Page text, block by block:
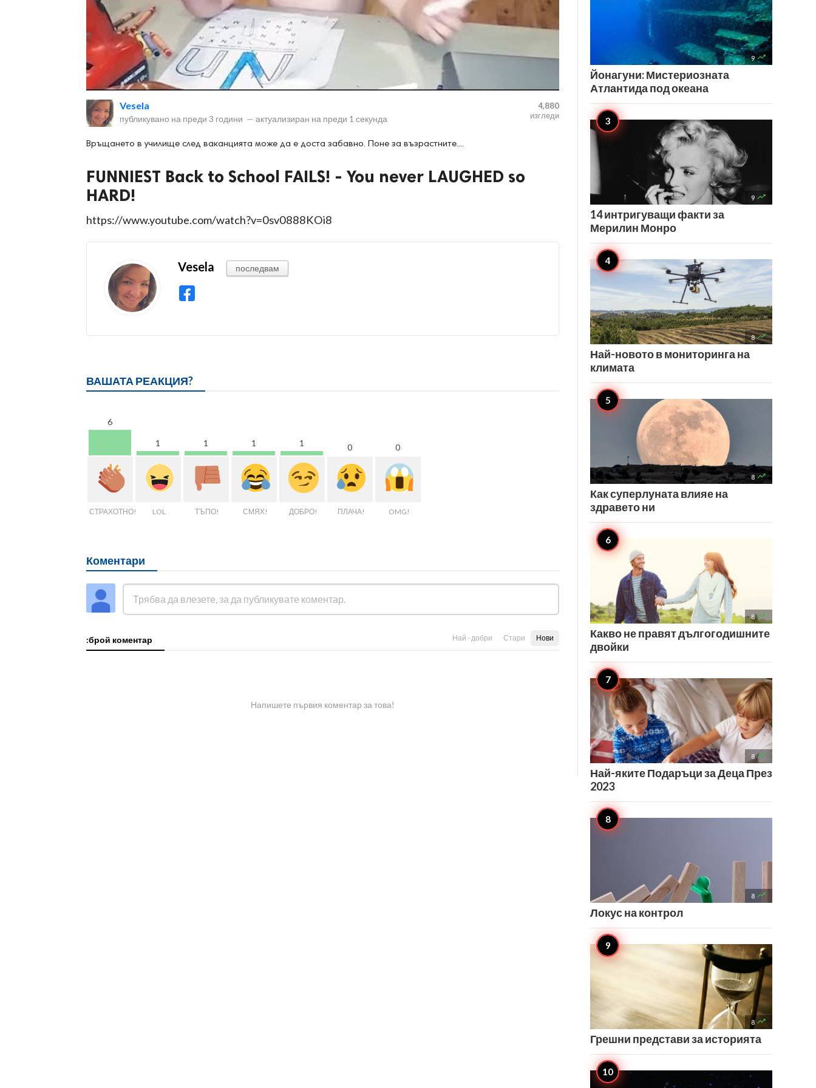
Vesela
публикувано на преди 3 години — актуализиран на преди 1 секунда
4,880
изгледи
Връщането в училище след ваканцията може да е доста забавно. Поне за възрастните....
FUNNIEST Back to School FAILS! - You never LAUGHED so
HARD!
https://www.youtube.com/watch?v=0sv0888KOi8
Vesela последвам
ВАШАТА РЕАКЦИЯ?
6
СТРАХОТНО!
1
LOL
1
ТЪПО!
1
СМЯХ!
1
ДОБРО!
0
ПЛАЧА!
0
OMG!
Коментари
:брой коментар Най - добри Стари Нови
Напишете първия коментар за това!
9 
Йонагуни: Мистериозната
Атлантида под океана
9 
14 интригуващи факти за
Мерилин Монро
8 
Най-новото в мониторинга на
климата
8 
Как суперлуната влияе на
здравето ни
8 
Какво не правят дългогодишните
двойки
8 
Най-яките Подаръци за Деца През
2023
8 
Локус на контрол
8 
Грешни представи за историята